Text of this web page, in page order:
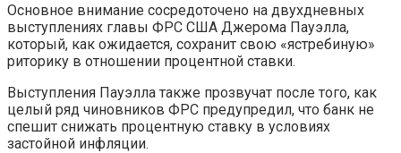
Основное внимание сосредоточено на двухдневных
выступлениях главы ФРС США Джерома Пауэлла,
который, как ожидается, сохранит свою «ястребиную»
риторику в отношении процентной ставки.
Выступления Пауэлла также прозвучат после того, как
целый ряд чиновников ФРС предупредил, что банк не
спешит снижать процентную ставку в условиях
застойной инфляции.